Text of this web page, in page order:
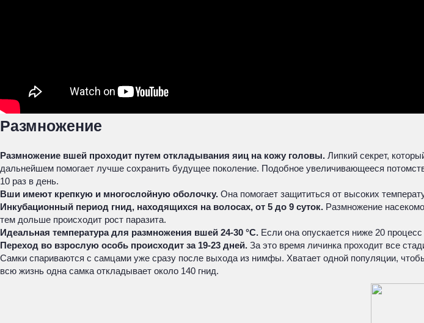
Размножение
Размножение вшей проходит путем откладывания яиц на кожу головы. Липкий секрет,
дальнейшем помогает лучше сохранить будущее поколение. Подобное увеличивающееся
10 раз в день.
Вши имеют крепкую и многослойную оболочку. Она помогает защититься от высоких
Инкубационный период гнид, находящихся на волосах, от 5 до 9 суток. Размножение
тем дольше происходит рост паразита.
Идеальная температура для размножения вшей 24-30 °С. Если она опускается ниже 20
Переход во взрослую особь происходит за 19-23 дней. За это время личинка проходит все
Самки спариваются с самцами уже сразу после выхода из нимфы. Хватает одной популяции,
всю жизнь одна самка откладывает около 140 гнид.